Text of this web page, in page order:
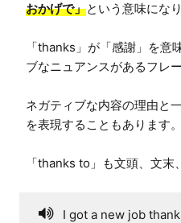
おかげで」という意味になり
「thanks」が「感謝」を意
ブなニュアンスがあるフレー
ネガティブな内容の理由と
を表現することもあります。
「thanks to」も文頭、文末
I got a new job